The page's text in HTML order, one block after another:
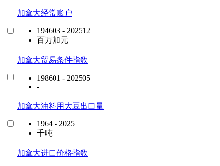
加拿大经常账户
194603 - 202512
百万加元
加拿大贸易条件指数
198601 - 202505
-
加拿大油料用大豆出口量
1964 - 2025
千吨
加拿大进口价格指数